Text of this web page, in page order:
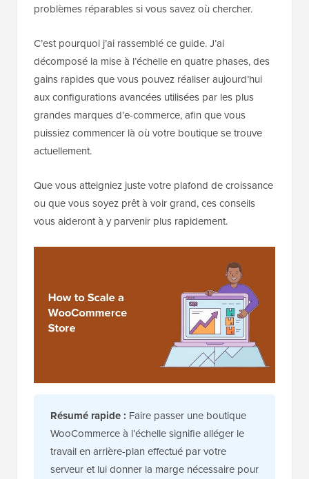
problèmes réparables si vous savez où chercher.
C’est pourquoi j’ai rassemblé ce guide. J’ai
décomposé la mise à l’échelle en quatre phases, des
gains rapides que vous pouvez réaliser aujourd’hui
aux configurations avancées utilisées par les plus
grandes marques d’e-commerce, afin que vous
puissiez commencer là où votre boutique se trouve
actuellement.
Que vous atteigniez juste votre plafond de croissance
ou que vous soyez prêt à voir grand, ces conseils
vous aideront à y parvenir plus rapidement.
Résumé rapide : Faire passer une boutique
WooCommerce à l’échelle signifie alléger le
travail en arrière-plan effectué par votre
serveur et lui donner la marge nécessaire pour